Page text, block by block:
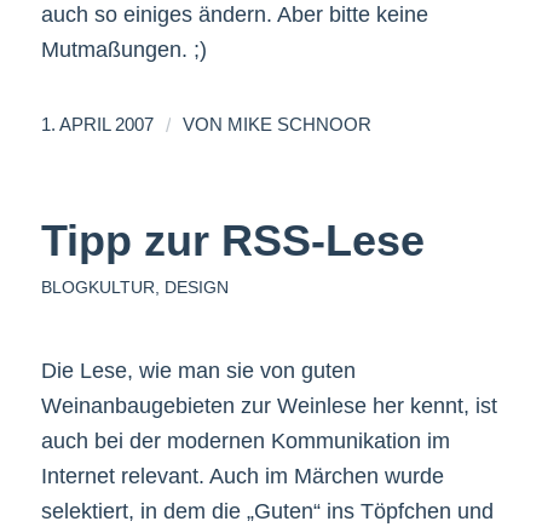
auch so einiges ändern. Aber bitte keine
Mutmaßungen. ;)
1. APRIL 2007 / VON MIKE SCHNOOR
Tipp zur RSS-Lese
BLOGKULTUR DESIGN
Die Lese, wie man sie von guten
Weinanbaugebieten zur Weinlese her kennt, ist
auch bei der modernen Kommunikation im
Internet relevant. Auch im Märchen wurde
selektiert, in dem die „Guten“ ins Töpfchen und